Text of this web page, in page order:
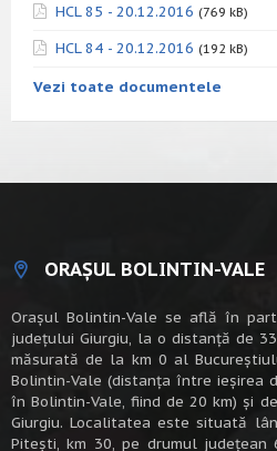
HCL 85 - 20.12.2016 (769 kB)
HCL 84 - 20.12.2016 (192 kB)
Vezi toate documentele
ORAȘUL BOLINTIN-VALE
Oraşul Bolintin-Vale se află în
judeţului Giurgiu, la o distanţă de
măsurată de la km 0 al
Bolintin-Vale (distanța între ieșirea
în Bolintin-Vale, fiind de 20 km) şi
Giurgiu. Localitatea este situată
Piteşti, km 30, pe drumul